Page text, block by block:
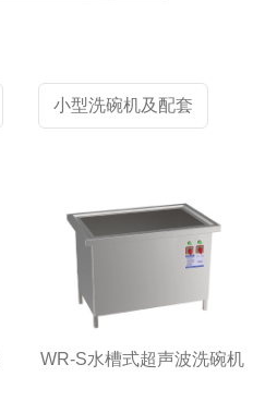
小型洗碗机及配套
WR-S水槽式超声波洗碗机